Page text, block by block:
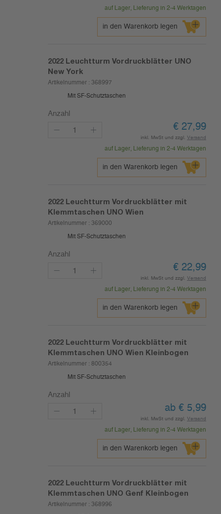
auf Lager, Lieferung in 2-4 Werktagen
in den Warenkorb legen
2022 Leuchtturm Vordruckblätter UNO
New York
Artikelnummer : 368997
Mit SF-Schutztaschen
Anzahl
€ 27,99
inkl. MwSt und zzgl. Versand
auf Lager, Lieferung in 2-4 Werktagen
in den Warenkorb legen
2022 Leuchtturm Vordruckblätter mit
Klemmtaschen UNO Wien
Artikelnummer : 369000
Mit SF-Schutztaschen
Anzahl
€ 22,99
inkl. MwSt und zzgl. Versand
auf Lager, Lieferung in 2-4 Werktagen
in den Warenkorb legen
2022 Leuchtturm Vordruckblätter mit
Klemmtaschen UNO Wien Kleinbogen
Artikelnummer : 800354
Mit SF-Schutztaschen
Anzahl
ab € 5,99
inkl. MwSt und zzgl. Versand
auf Lager, Lieferung in 2-4 Werktagen
in den Warenkorb legen
2022 Leuchtturm Vordruckblätter mit
Klemmtaschen UNO Genf Kleinbogen
Artikelnummer : 368996